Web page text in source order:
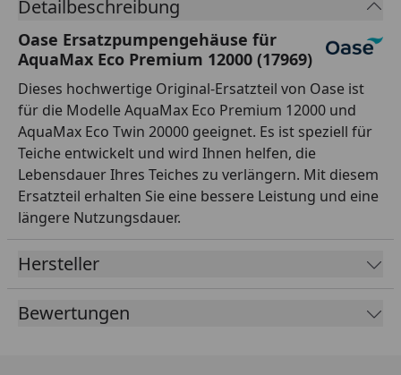
Detailbeschreibung
Oase Ersatzpumpengehäuse für
AquaMax Eco Premium 12000 (17969)
Dieses hochwertige Original-Ersatzteil von Oase ist
für die Modelle AquaMax Eco Premium 12000 und
AquaMax Eco Twin 20000 geeignet. Es ist speziell für
Teiche entwickelt und wird Ihnen helfen, die
Lebensdauer Ihres Teiches zu verlängern. Mit diesem
Ersatzteil erhalten Sie eine bessere Leistung und eine
längere Nutzungsdauer.
Hersteller
Bewertungen